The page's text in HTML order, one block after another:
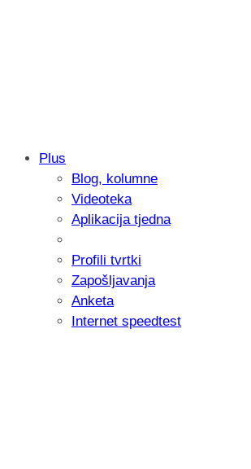
Samsung otkrio kako
donijelo tanje i
Plus
Blog, kolumne
Videoteka
Aplikacija tjedna
Profili tvrtki
Zapošljavanja
Anketa
Internet speedtest